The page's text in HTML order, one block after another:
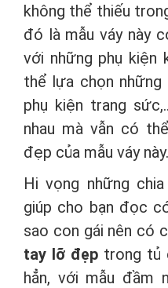
không thể thiếu
đó là mẫu váy này
với những phụ kiện
thể lựa chọn những
phụ kiện trang
nhau mà vẫn có
đẹp của mẫu váy này.
Hi vọng những
giúp cho bạn đọc
sao con gái nên có
tay lỡ đẹp trong tủ
hẳn, với mẫu đầm